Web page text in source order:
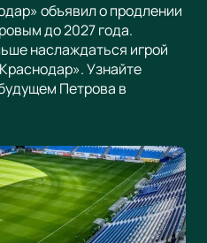
объявил о продлении
до 2027 года.
наслаждаться игрой
Узнайте
Петрова в